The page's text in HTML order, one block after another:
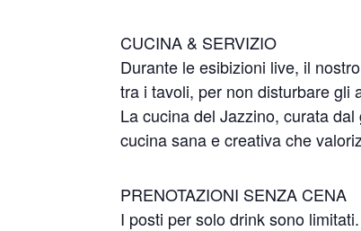
CUCINA & SERVIZIO
Durante le esibizioni live, il
tra i tavoli, per non disturbare gli
La cucina del Jazzino, curata
cucina sana e creativa che
PRENOTAZIONI SENZA CENA
I posti per solo drink sono